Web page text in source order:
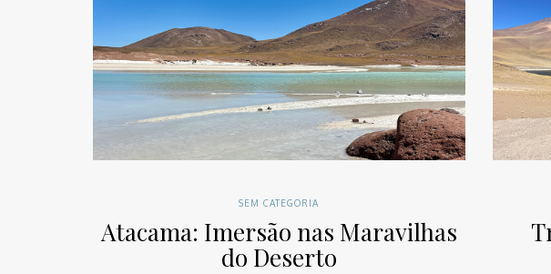
SEM CATEGORIA
Atacama: Imersão nas Maravilhas
do Deserto